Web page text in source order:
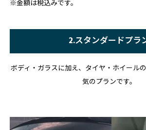
※金額は税込みです。
2.スタンダードプラ
ボディ・ガラスに加え、タイヤ・ホイール
気のプランです。